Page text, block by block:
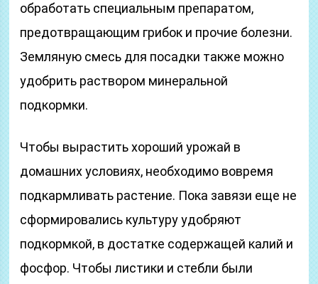
обработать специальным препаратом,
предотвращающим грибок и прочие болезни.
Земляную смесь для посадки также можно
удобрить раствором минеральной
подкормки.
Чтобы вырастить хороший урожай в
домашних условиях, необходимо вовремя
подкармливать растение. Пока завязи еще не
сформировались культуру удобряют
подкормкой, в достатке содержащей калий и
фосфор. Чтобы листики и стебли были